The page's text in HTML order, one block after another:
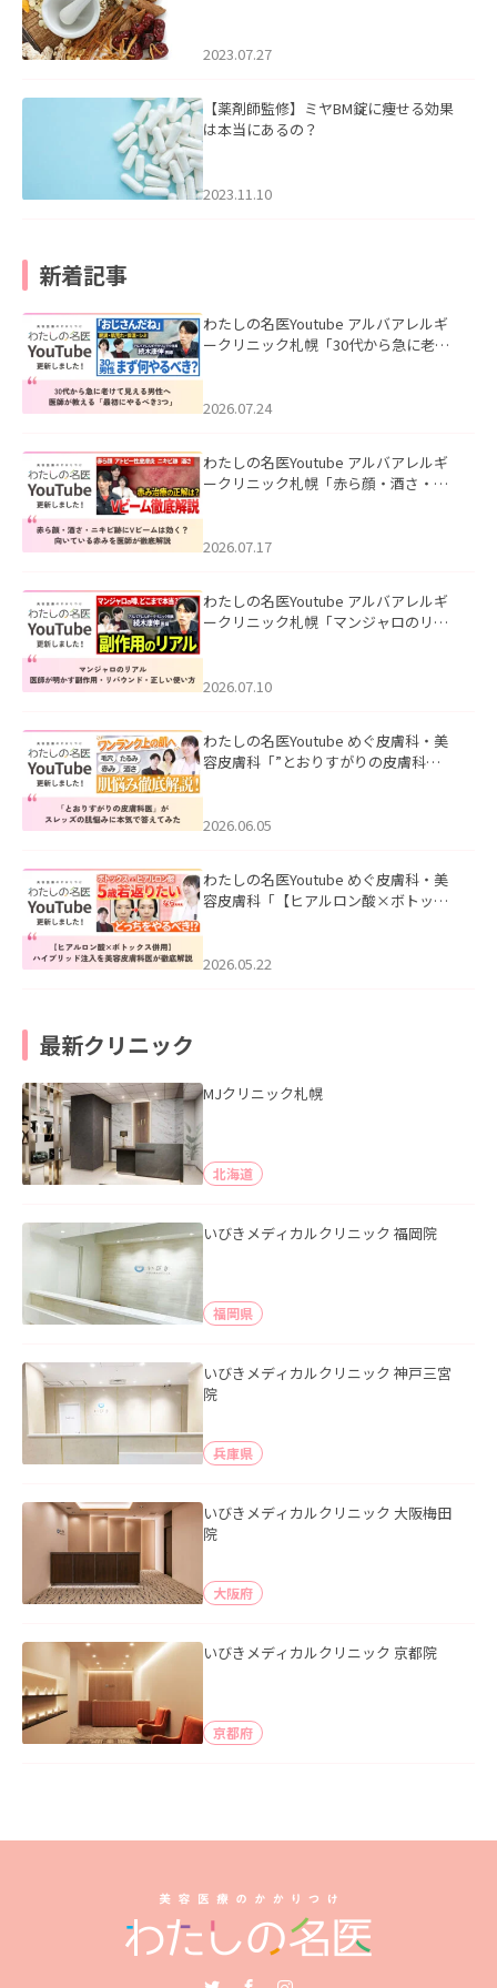
2023.07.27
【薬剤師監修】ミヤBM錠に痩せる効果
は本当にあるの？
2023.11.10
新着記事
わたしの名医Youtube アルバアレルギ
ークリニック札幌「30代から急に老け
た。
2026.07.24
わたしの名医Youtube アルバアレルギ
ークリニック札幌「赤ら顔・酒さ・ニ
した。
2026.07.17
わたしの名医Youtube アルバアレルギ
ークリニック札幌「マンジャロのリア
た。
2026.07.10
わたしの名医Youtube めぐ皮膚科・美
容皮膚科「”とおりすがりの皮膚科
2026.06.05
わたしの名医Youtube めぐ皮膚科・美
容皮膚科「【ヒアルロン酸×ボトック
た。
2026.05.22
最新クリニック
MJクリニック札幌
北海道
いびきメディカルクリニック 福岡院
福岡県
いびきメディカルクリニック 神戸三宮
院
兵庫県
いびきメディカルクリニック 大阪梅田
院
大阪府
いびきメディカルクリニック 京都院
京都府